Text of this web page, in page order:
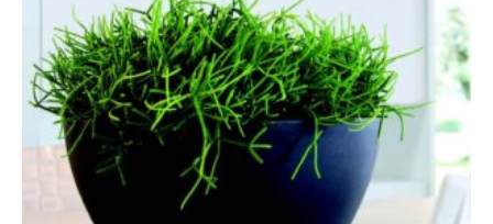
has
multiple
variants.
The
options
may
be
chosen